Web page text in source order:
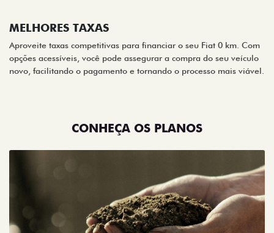
MELHORES TAXAS
Aproveite taxas competitivas para financiar o seu Fiat 0 km. Com
opções acessíveis, você pode assegurar a compra do seu veículo
novo, facilitando o pagamento e tornando o processo mais viável.
CONHEÇA OS PLANOS